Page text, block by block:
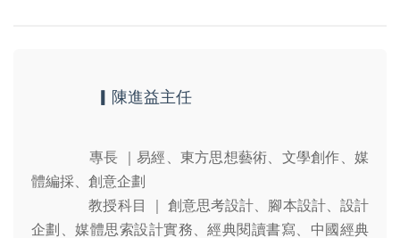
▎陳進益主任
專長 ｜易經、東方思想藝術、文學創作、媒
體編採、創意企劃
教授科目 ｜ 創意思考設計、腳本設計、設計
企劃、媒體思索設計實務、經典閱讀書寫、中國經典